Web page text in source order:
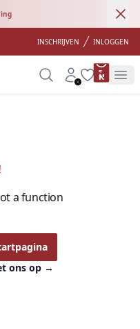
INSCHRIJVEN INLOGGEN
SearchAccount
Wishlist
a function
ons op →